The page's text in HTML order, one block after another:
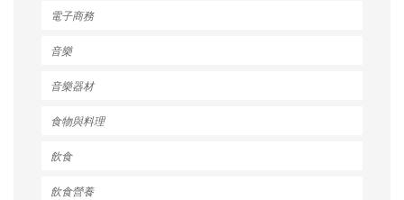
電子商務
音樂
音樂器材
食物與料理
飲食
飲食營養